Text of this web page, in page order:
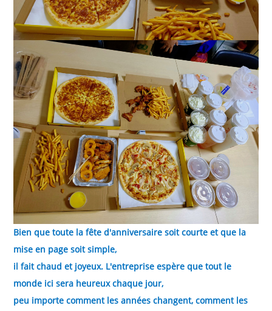
Bien que toute la fête d'anniversaire soit courte et que la
mise en page soit simple,
il fait chaud et joyeux. L'entreprise espère que tout le
monde ici sera heureux chaque jour,
peu importe comment les années changent, comment les